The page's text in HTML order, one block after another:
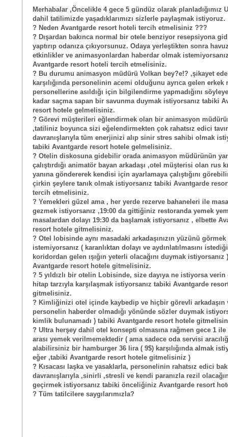
Merhabalar ,Öncelikle 4 gece 5 gündüz olarak planladığımız
dahil tatilimizde yaşadıklarımızı sizlerle paylaşmak istiyoruz.
? Neden Avantgarde resort hoteli tercih etmelisiniz ???
? Dışardan bakınca normal bir otele benziyor resepsiyona
yaptırıp odanıza çıkıyorsunuz. Odaya yerleştikten sonra
etkinlikler ve animasyonlardan haberdar olmak
Avantgarde resort hoteli tercih etmelisiniz.
? Bu durumu animasyon müdürü Volkan bey?e!? ,şikayet
karşılığında personelinin acemi olduğunu ayrıca gelen
personellerine asıldığı için bilgilendirme yapmadığını
kadar saçma sapan bir savunma duymak istiyorsanız tabiki
resort hotele gelmelisiniz.
? Görevi müşterileri eğlendirmek olan bir animasyon
,tatiliniz boyunca sizi eğelendirmekten çok rahatsız edici
davranışlarıyla tüm enerjinizi alıp sinir stres sahibi olmak
tabiki Avantgarde resort hotele gelmelisiniz.
? Otelin diskosuna gidebilir orada animasyon müdürünün
çalıştırdığı animatör bayan arkadaşı ,otel müşterisi olan rus
yanına göndererek kendisi için ayarlamaya çalıştığını
çirkin şeylere tanık olmak istiyorsanız tabiki Avantgarde
tercih etmelisiniz.
? Yemekleri güzel ama , her yerde rezerve bahaneleri ile
gezmek istiyorsanız ,19:00 da gittiğiniz restoranda yemek
masalardan dolayı 19:30 da başlamak istiyorsanız , elbette
resort hotele gitmelisiniz.
? Otel lobisinde aynı masadaki arkadaşınızın yüzünü görmek
istemiyorsanız ( karanlıktan dolayı ve aydınlatılmasını
koridordan gelen ışığın yeterli olacağını duymak istiyorsanız
Avantgarde resort hotele gitmelisiniz.
? 5 yıldızlı bir otelin Lobisinde, size dayıya ne istiyorsa
hitap tarzıyla karşılaşmak istiyorsanız tabiki Avantgarde
gitmelisiniz.
? Kimliğinizi otel içinde kaybedip ve hiçbir görevli arkadaşın
personelin haberder olmadığı yönünde sözler duymak
kimlik bulunamadı ) tabiki Avantgarde resort hotele
? Ultra herşey dahil otel konsepti olmasına rağmen gece 1 ile
arası yemek verilmemektedir ( ama sadece oda servisi
alabilirsiniz bir hamburger 36 lira ( 9$) karşılığında almak
eğer ,tabiki Avantgarde resort hotele gitmelisiniz )
? Kısacası laşka ve yasaklarla, personelinin rahatsız edici
davranışlarıyla ,sinirli ,stresli ve kendi paranızla rezil
geçirmek istiyorsanız tabiki önceliğiniz Avantgarde resort
? Tüm tatilcilere saygılarımızla?